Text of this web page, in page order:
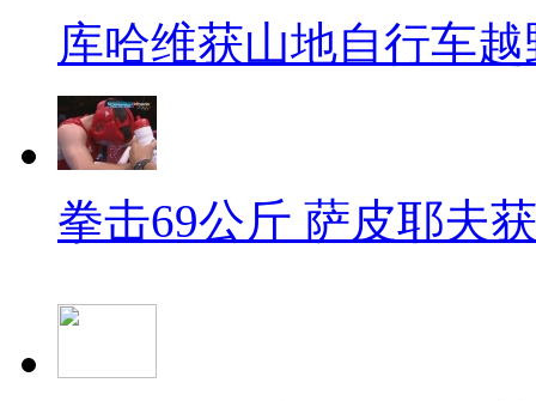
库哈维获山地自行车
拳击69公斤 萨皮耶夫